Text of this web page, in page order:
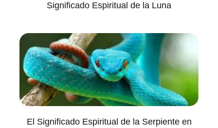
Significado Espiritual de la Luna
El Significado Espiritual de la Serpiente en